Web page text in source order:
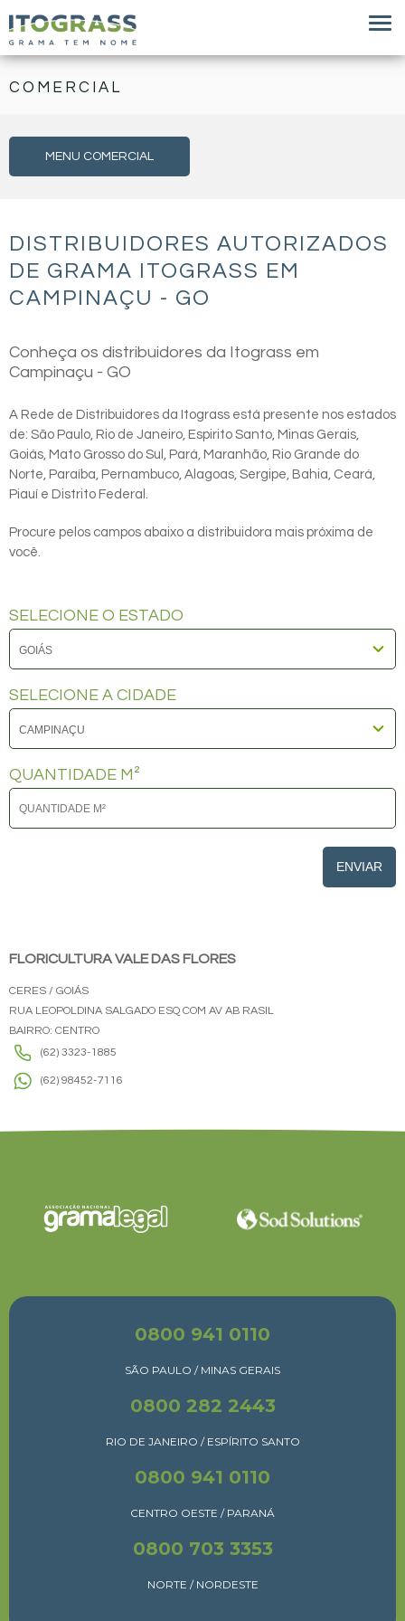
COMERCIAL
MENU COMERCIAL
DISTRIBUIDORES AUTORIZADOS
DE GRAMA ITOGRASS EM
CAMPINAÇU - GO
Conheça os distribuidores da Itograss em
Campinaçu - GO
A Rede de Distribuidores da Itograss está presente nos estados
de: São Paulo, Rio de Janeiro, Espirito Santo, Minas Gerais,
Goiás, Mato Grosso do Sul, Pará, Maranhão, Rio Grande do
Norte, Paraíba, Pernambuco, Alagoas, Sergipe, Bahia, Ceará,
Piauí e Distrito Federal.
Procure pelos campos abaixo a distribuidora mais próxima de
você.
SELECIONE O ESTADO
SELECIONE A CIDADE
QUANTIDADE M²
ENVIAR
FLORICULTURA VALE DAS FLORES
CERES / GOIÁS
RUA LEOPOLDINA SALGADO ESQ COM AV AB RASIL
BAIRRO: CENTRO
(62) 3323-1885
(62) 98452-7116
0800 941 0110
SÃO PAULO / MINAS GERAIS
0800 282 2443
RIO DE JANEIRO / ESPÍRITO SANTO
0800 941 0110
CENTRO OESTE / PARANÁ
0800 703 3353
NORTE / NORDESTE